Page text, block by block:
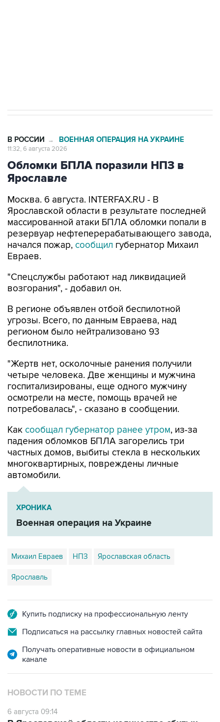
В РОССИИ → ВОЕННАЯ ОПЕРАЦИЯ НА УКРАИНЕ
11:32, 6 августа 2026
Обломки БПЛА поразили НПЗ в
Ярославле
Москва. 6 августа. INTERFAX.RU - В
Ярославской области в результате последней
массированной атаки БПЛА обломки попали в
резервуар нефтеперерабатывающего завода,
начался пожар, сообщил губернатор Михаил
Евраев.
"Спецслужбы работают над ликвидацией
возгорания", - добавил он.
В регионе объявлен отбой беспилотной
угрозы. Всего, по данным Евраева, над
регионом было нейтрализовано 93
беспилотника.
"Жертв нет, осколочные ранения получили
четыре человека. Две женщины и мужчина
госпитализированы, еще одного мужчину
осмотрели на месте, помощь врачей не
потребовалась", - сказано в сообщении.
Как сообщал губернатор ранее утром, из-за
падения обломков БПЛА загорелись три
частных домов, выбиты стекла в нескольких
многоквартирных, повреждены личные
автомобили.
ХРОНИКА
Военная операция на Украине
Михаил Евраев НПЗ Ярославская область
Ярославль
Купить подписку на профессиональную ленту
Подписаться на рассылку главных новостей сайта
Получать оперативные новости в официальном
канале
НОВОСТИ ПО ТЕМЕ
6 августа 09:14